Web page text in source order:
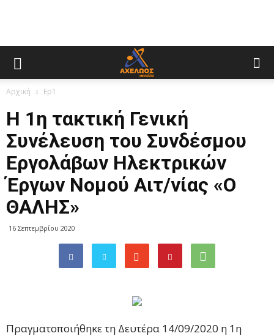
Αρχική Ep1
Η 1η τακτική Γενική
Συνέλευση του Συνδέσμου
Εργολάβων Ηλεκτρικών
Έργων Νομού Αιτ/νίας «Ο
ΘΑΛΗΣ»
16 Σεπτεμβρίου 2020
Πραγματοποιήθηκε τη Δευτέρα 14/09/2020 η 1η